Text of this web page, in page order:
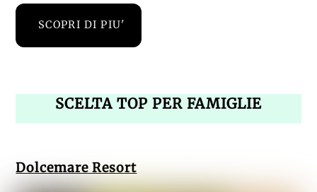
SCOPRI DI PIU'
SCELTA TOP PER FAMIGLIE
Dolcemare Resort